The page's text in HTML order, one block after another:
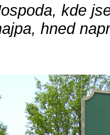
kde
hned